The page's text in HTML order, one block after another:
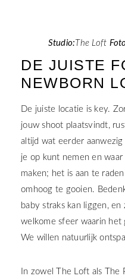
Studio: The Loft
DE JUISTE
NEWBORN
De juiste locatie is key.
jouw shoot plaatsvindt,
altijd wat eerder
je op kunt nemen en
maken; het is aan te
omhoog te gooien.
baby straks kan liggen,
welkome sfeer waarin het
We willen natuurlijk
In zowel The Loft als The